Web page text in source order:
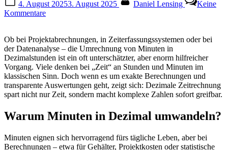
on
4. August 20253. August 2025 Daniel Lensing
Keine
Kommentarezu
Dezimal:
Präzision
in
der
Zeitabrechnung
Ob bei Projektabrechnungen, in Zeiterfassungssystemen oder bei
der Datenanalyse – die Umrechnung von Minuten in
Dezimalstunden ist ein oft unterschätzter, aber enorm hilfreicher
Vorgang. Viele denken bei „Zeit“ an Stunden und Minuten im
klassischen Sinn. Doch wenn es um exakte Berechnungen und
transparente Auswertungen geht, zeigt sich: Dezimale Zeitrechnung
spart nicht nur Zeit, sondern macht komplexe Zahlen sofort greifbar.
Warum Minuten in Dezimal umwandeln?
Minuten eignen sich hervorragend fürs tägliche Leben, aber bei
Berechnungen – etwa für Gehälter, Projektkosten oder statistische